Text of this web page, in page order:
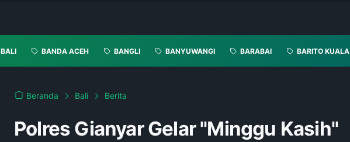
BALI BANDA ACEH BANGLI BANYUWANGI BARABAI BARITO KUALA
Beranda Bali Berita
Polres Gianyar Gelar "Minggu Kasih"